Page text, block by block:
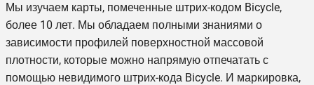
Мы изучаем карты, помеченные штрих-кодом Bicycle,
более 10 лет. Мы обладаем полными знаниями о
зависимости профилей поверхностной массовой
плотности, которые можно напрямую отпечатать с
помощью невидимого штрих-кода Bicycle. И маркировка,